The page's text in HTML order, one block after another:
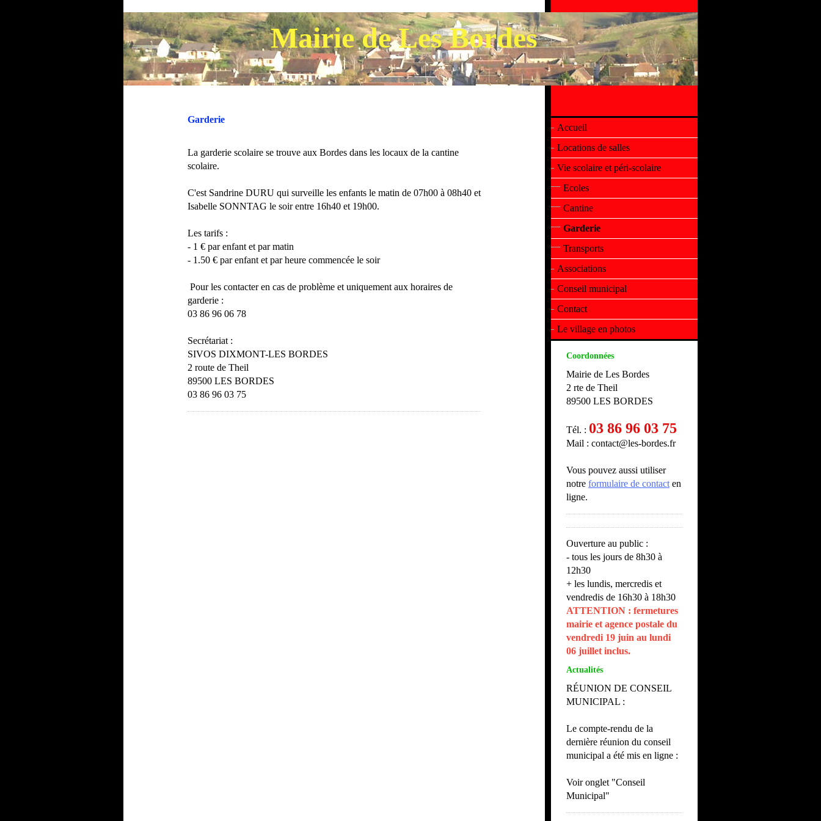
Mairie de Les Bordes
Garderie
La garderie scolaire se trouve aux Bordes dans les locaux de la cantine
scolaire.
C'est Sandrine DURU qui surveille les enfants le matin de 07h00 à 08h40 et
Isabelle SONNTAG le soir entre 16h40 et 19h00.
Les tarifs :
- 1 € par enfant et par matin
- 1.50 € par enfant et par heure commencée le soir
Pour les contacter en cas de problème et uniquement aux horaires de
garderie :
03 86 96 06 78
Secrétariat :
SIVOS DIXMONT-LES BORDES
2 route de Theil
89500 LES BORDES
03 86 96 03 75
Accueil
Locations de salles
Vie scolaire et péri-scolaire
Ecoles
Cantine
Garderie
Transports
Associations
Conseil municipal
Contact
Le village en photos
Coordonnées
Mairie de Les Bordes
2 rte de Theil
89500 LES BORDES
Tél. : 03 86 96 03 75
Mail : contact@les-bordes.fr
Vous pouvez aussi utiliser
notre formulaire de contact en
ligne.
Ouverture au public :
- tous les jours de 8h30 à
12h30
+ les lundis, mercredis et
vendredis de 16h30 à 18h30
ATTENTION : fermetures
mairie et agence postale du
vendredi 19 juin au lundi
06 juillet inclus.
Actualités
RÉUNION DE CONSEIL
MUNICIPAL :
Le compte-rendu de la
dernière réunion du conseil
municipal a été mis en ligne :
Voir onglet "Conseil
Municipal"